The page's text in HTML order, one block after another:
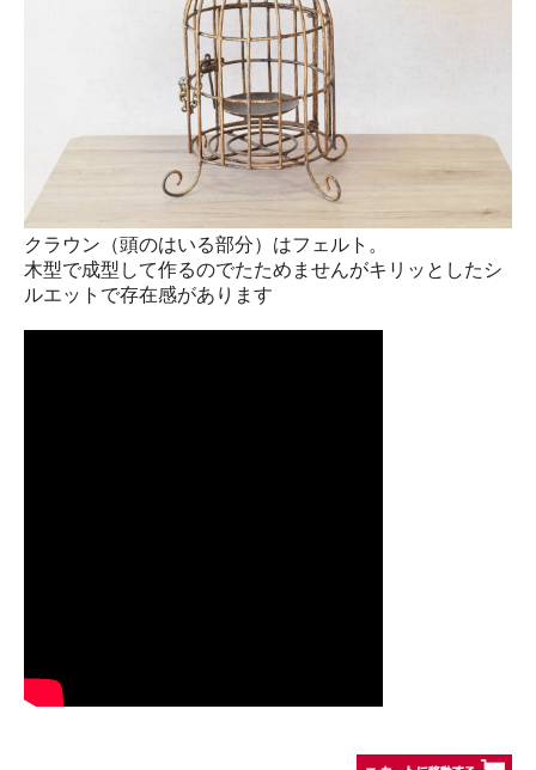
クラウン（頭のはいる部分）はフェルト。
木型で成型して作るのでたためませんがキリッとしたシ
ルエットで存在感があります